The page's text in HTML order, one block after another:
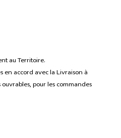
au Territoire.
en accord avec la Livraison à
pour les commandes